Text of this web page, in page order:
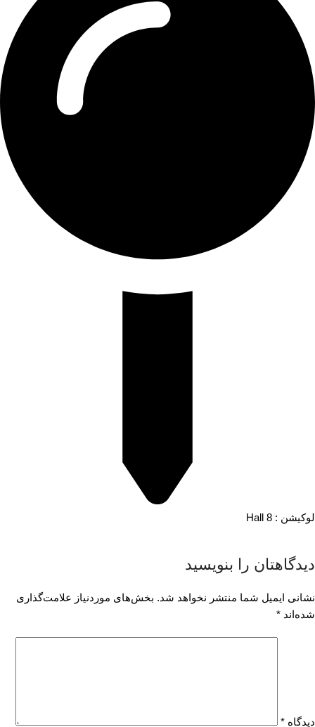
لوکیشن : Hall 8
دیدگاهتان را بنویسید
نشانی ایمیل شما منتشر نخواهد شد. بخش‌های موردنیاز علامت‌گذاری
شده‌اند *
دیدگاه *